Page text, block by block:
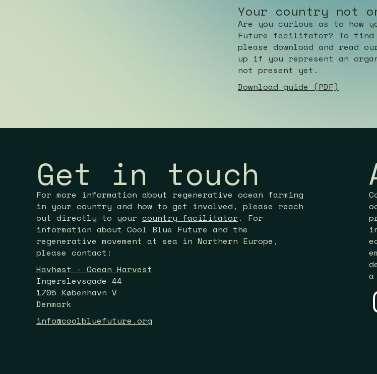
Your country not
Are you curious as to how
Future facilitator? To find
please download and read
up if you represent an
not present yet.
Download guide (PDF)
Get in touch
For more information about regenerative ocean farming
in your country and how to get involved, please reach
out directly to your country facilitator . For
information about Cool Blue Future and the
regenerative movement at sea in Northern Europe,
please contact:
Havhøst - Ocean Harvest
Ingerslevsgade 44
1705 København V
Denmark
info@coolbluefuture.org